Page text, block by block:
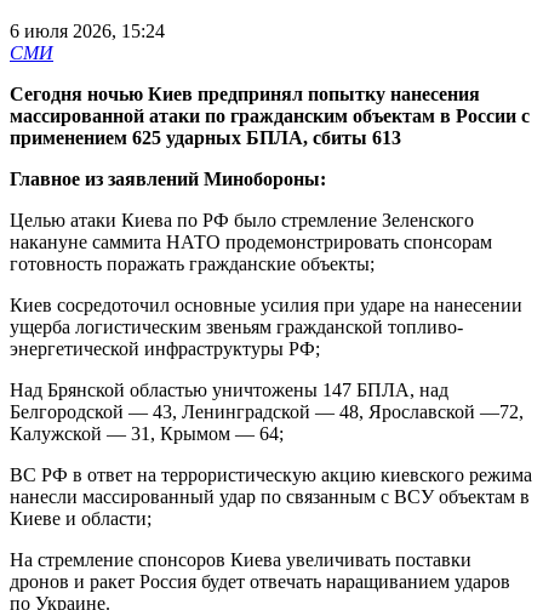
6 июля 2026, 15:24
СМИ
Сегодня ночью Киев предпринял попытку нанесения
массированной атаки по гражданским объектам в России с
применением 625 ударных БПЛА, сбиты 613
Главное из заявлений Минобороны:
Целью атаки Киева по РФ было стремление Зеленского
накануне саммита НАТО продемонстрировать спонсорам
готовность поражать гражданские объекты;
Киев сосредоточил основные усилия при ударе на нанесении
ущерба логистическим звеньям гражданской топливо-
энергетической инфраструктуры РФ;
Над Брянской областью уничтожены 147 БПЛА, над
Белгородской — 43, Ленинградской — 48, Ярославской —72,
Калужской — 31, Крымом — 64;
ВС РФ в ответ на террористическую акцию киевского режима
нанесли массированный удар по связанным с ВСУ объектам в
Киеве и области;
На стремление спонсоров Киева увеличивать поставки
дронов и ракет Россия будет отвечать наращиванием ударов
по Украине.